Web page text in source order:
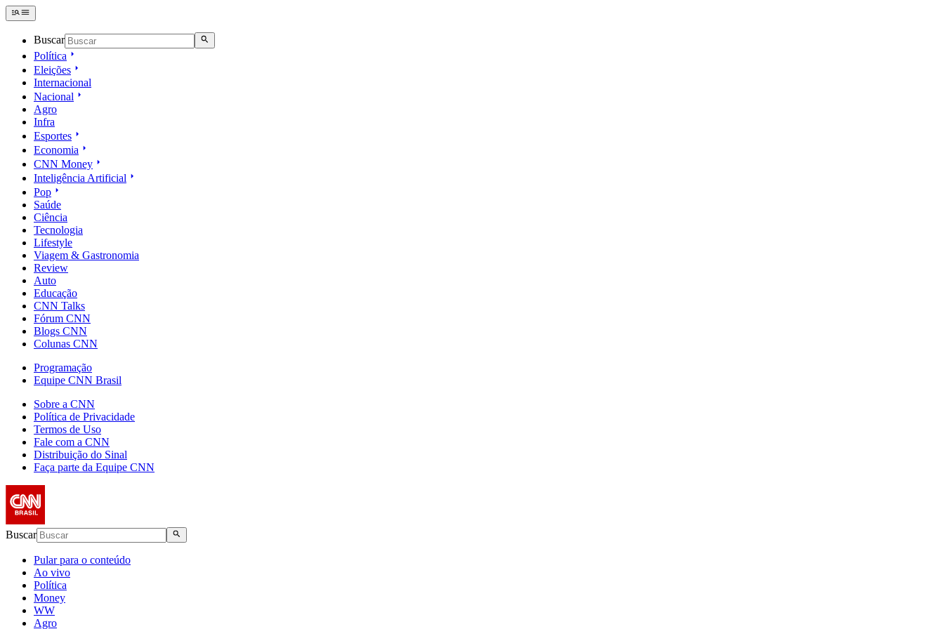
Buscar
Política
Eleições
Internacional
Nacional
Agro
Infra
Esportes
Economia
CNN Money
Inteligência Artificial
Pop
Saúde
Ciência
Tecnologia
Lifestyle
Viagem & Gastronomia
Review
Auto
Educação
CNN Talks
Fórum CNN
Blogs CNN
Colunas CNN
Programação
Equipe CNN Brasil
Sobre a CNN
Política de Privacidade
Termos de Uso
Fale com a CNN
Distribuição do Sinal
Faça parte da Equipe CNN
Buscar
Pular para o conteúdo
Ao vivo
Política
Money
WW
Agro